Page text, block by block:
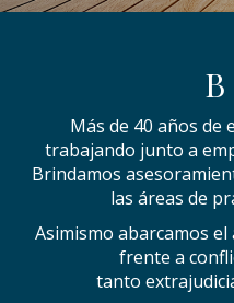
B
Más de 40 años de
trabajando junto a
Brindamos
las áreas de
Asimismo abarcamos
frente a
tanto